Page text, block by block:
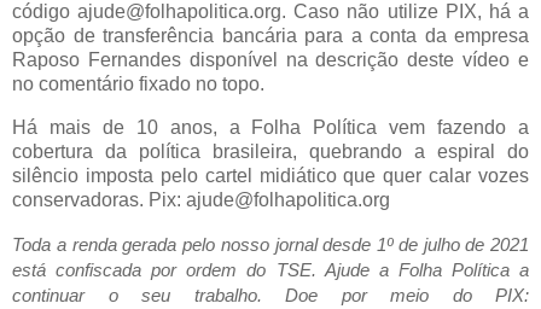
código ajude@folhapolitica.org. Caso não utilize PIX, há a
opção de transferência bancária para a conta da empresa
Raposo Fernandes disponível na descrição deste vídeo e
no comentário fixado no topo.
Há mais de 10 anos, a Folha Política vem fazendo a
cobertura da política brasileira, quebrando a espiral do
silêncio imposta pelo cartel midiático que quer calar vozes
conservadoras. Pix: ajude@folhapolitica.org
Toda a renda gerada pelo nosso jornal desde 1º de julho de 2021
está confiscada por ordem do TSE. Ajude a Folha Política a
continuar o seu trabalho. Doe por meio do PIX: